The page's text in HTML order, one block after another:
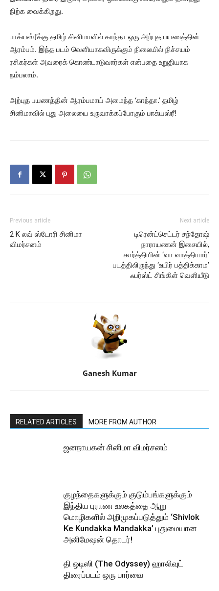
நிற்க வைக்கிறது.
பாக்யஸ்ரீக்கு தமிழ் சினிமாவில் காந்தா ஒரு அற்புத பயணத்தின்
ஆரம்பம். இந்த படம் வெளியாகவிருக்கும் நிலையில் நிச்சயம்
ரசிகர்கள் அவரைக் கொண்டாடுவார்கள் என்பதை உறுதியாக
நம்பலாம்.
அற்புத பயணத்தின் ஆரம்பமாய் அமைந்த ‘காந்தா.’ தமிழ்
சினிமாவில் புது அலையை உருவாக்கப்போகும் பாக்யஸ்ரீ!
Previous article
2 K லவ் ஸ்டோரி சினிமா
விமர்சனம்
Next article
டிரென்ட்செட்டர் சந்தோஷ்
நாராயணன் இசையில்,
கார்த்தியின் ‘வா வாத்தியார்’
படத்திலிருந்து ‘உயிர் பத்திக்காம’
ஃபர்ஸ்ட் சிங்கிள் வெளியீடு
Ganesh Kumar
RELATED ARTICLES MORE FROM AUTHOR
ஜனநாயகன் சினிமா விமர்சனம்
குழந்தைகளுக்கும் குடும்பங்களுக்கும்
இந்திய புராண உலகத்தை ஆறு
மொழிகளில் அறிமுகப்படுத்தும் ‘Shivlok
Ke Kundakka Mandakka’ புதுமையான
அனிமேஷன் தொடர்!
தி ஒடிஸி (The Odyssey) ஹாலிவுட்
திரைப்படம் ஒரு பார்வை